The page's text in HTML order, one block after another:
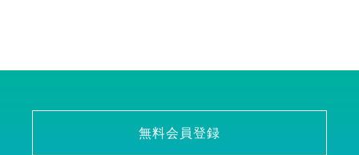
無料会員登録